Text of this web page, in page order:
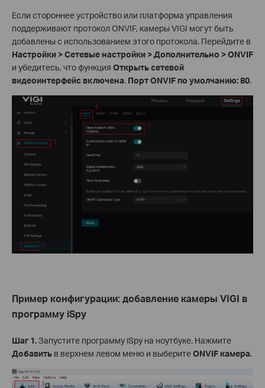
Если стороннее устройство или платформа управления
поддерживают протокол ONVIF, камеры VIGI могут быть
добавлены с использованием этого протокола. Перейдите в
Настройки > Сетевые настройки > Дополнительно > ONVIF
и убедитесь, что функция Открыть сетевой
видеоинтерфейс включена. Порт ONVIF по умолчанию: 80.
Пример конфигурации: добавление камеры VIGI в
программу iSpy
Шаг 1.Запустите программу iSpy на ноутбуке. Нажмите
Добавить в верхнем левом меню и выберитеONVIF камера.